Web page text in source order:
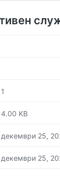
1
4.00 KB
декември 25,
декември 25,